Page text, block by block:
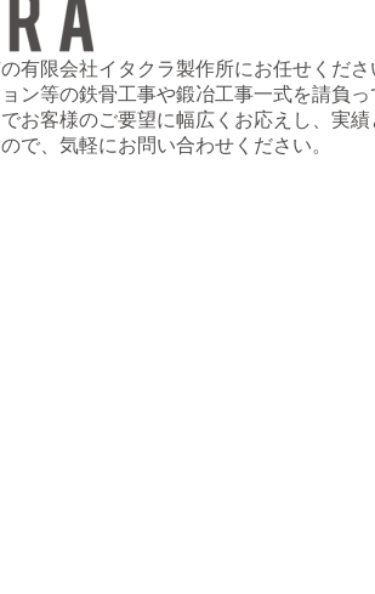
有限会社イタクラ製作所にお任せくださ
ン等の鉄骨工事や鍛冶工事一式を請負っ
お客様のご要望に幅広くお応えし、実績
で、気軽にお問い合わせください。